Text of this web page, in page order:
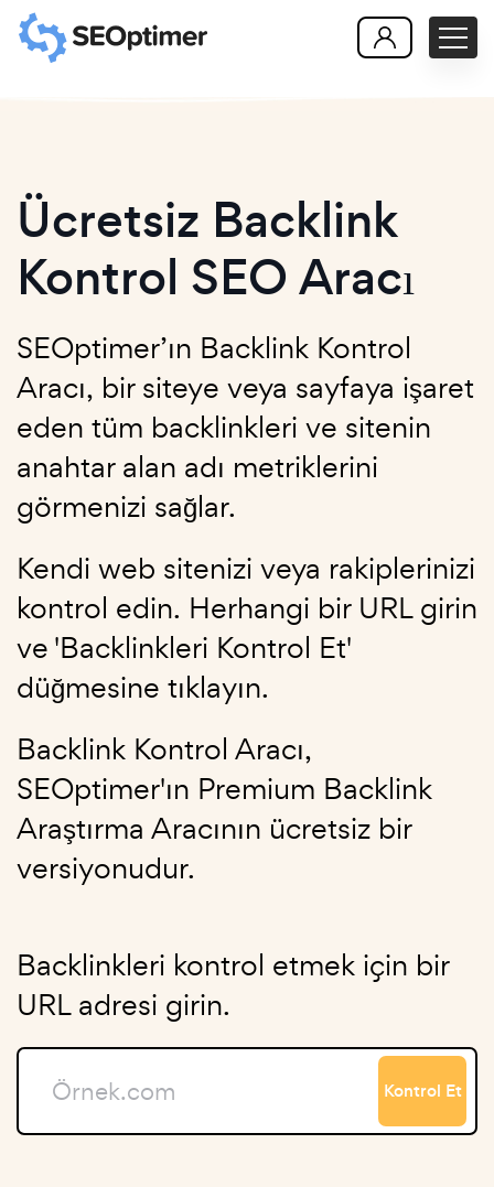
Ücretsiz Backlink
Kontrol SEO Aracı
SEOptimer’ın Backlink Kontrol
Aracı, bir siteye veya sayfaya işaret
eden tüm backlinkleri ve sitenin
anahtar alan adı metriklerini
görmenizi sağlar.
Kendi web sitenizi veya rakiplerinizi
kontrol edin. Herhangi bir URL girin
ve 'Backlinkleri Kontrol Et'
düğmesine tıklayın.
Backlink Kontrol Aracı,
SEOptimer'ın Premium Backlink
Araştırma Aracının ücretsiz bir
versiyonudur.
Backlinkleri kontrol etmek için bir
URL adresi girin.
Kontrol Et